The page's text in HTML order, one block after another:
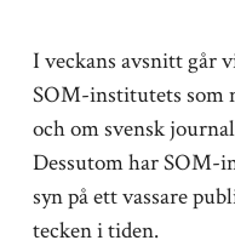
I veckans avsnitt går
SOM-institutets som
och om svensk
Dessutom har SOM-
syn på ett vassare
tecken i tiden.